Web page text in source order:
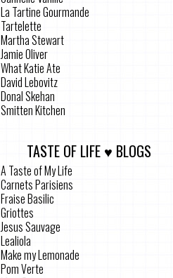
La Tartine Gourmande
Tartelette
Martha Stewart
Jamie Oliver
What Katie Ate
David Lebovitz
Donal Skehan
Smitten Kitchen
TASTE OF LIFE ♥ BLOGS
A Taste of My Life
Carnets Parisiens
Fraise Basilic
Griottes
Jesus Sauvage
Lealiola
Make my Lemonade
Pom Verte